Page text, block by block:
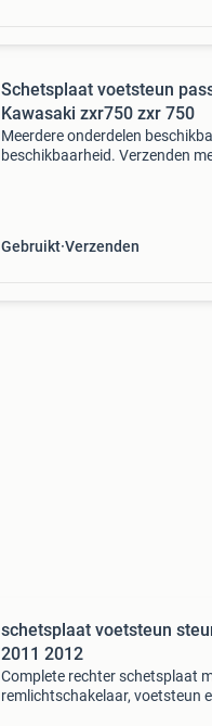
Schetsplaat voetsteun
Kawasaki zxr750 zxr 750
Meerdere onderdelen
beschikbaarheid. Verzenden
Gebruikt Verzenden
schetsplaat voetsteun
2011 2012
Complete rechter schetsplaat
remlichtschakelaar, voetsteun